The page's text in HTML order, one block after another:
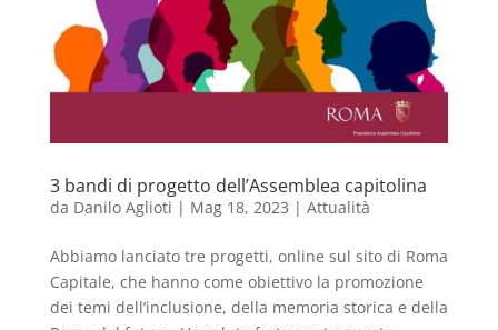
3 bandi di progetto dell’Assemblea capitolina
da Danilo Aglioti | Mag 18, 2023 | Attualità
Abbiamo lanciato tre progetti, online sul sito di Roma
Capitale, che hanno come obiettivo la promozione
dei temi dell’inclusione, della memoria storica e della